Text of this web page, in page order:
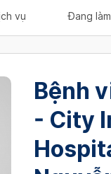
vụ Đang
Bệnh
- City